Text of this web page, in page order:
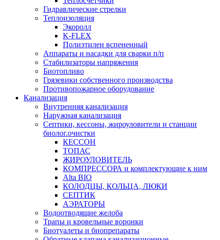
Гидравлические стрелки
Теплоизоляция
Экоролл
K-FLEX
Полиэтилен вспененный
Аппараты и насадки для сварки п/п
Стабилизаторы напряжения
Биотопливо
Грязевики собственного производства
Противопожарное оборудование
Канализация
Внутренняя канализация
Наружная канализация
Септики, кессоны, жироуловители и станции
биолог.очистки
КЕССОН
ТОПАС
ЖИРОУЛОВИТЕЛЬ
КОМПРЕССОРА и комплектующие к ним
Alta BIO
КОЛОДЦЫ, КОЛЬЦА, ЛЮКИ
СЕПТИК
АЭРАТОРЫ
Водоотводящие желоба
Трапы и кровельные воронки
Биотуалеты и биопрепараты